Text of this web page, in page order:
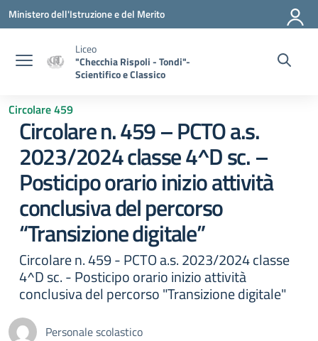
Vai ai contenuti
Vai al menu di navigazione
Vai al footer
Ministero dell'Istruzione e del Merito
Liceo
"Checchia Rispoli - Tondi"-
Scientifico e Classico
Circolare 459
Circolare n. 459 – PCTO a.s.
2023/2024 classe 4^D sc. –
Posticipo orario inizio attività
conclusiva del percorso
“Transizione digitale”
Circolare n. 459 - PCTO a.s. 2023/2024 classe
4^D sc. - Posticipo orario inizio attività
conclusiva del percorso "Transizione digitale"
Personale scolastico